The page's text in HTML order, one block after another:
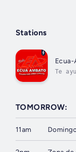
Stations
Te
TOMORROW:
11am